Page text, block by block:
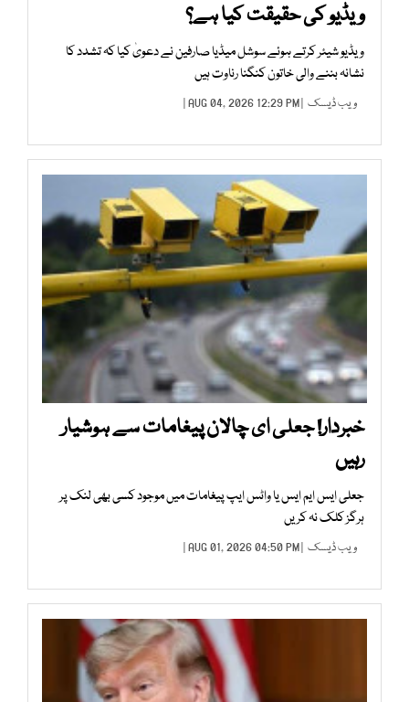
ویڈیو کی حقیقت کیا ہے؟
ویڈیو شیئر کرتے ہوئے سوشل میڈیا صارفین نے دعویٰ کیا کہ تشدد کا
نشانہ بننے والی خاتون کنگنا رناوت ہیں
ویب ڈیسک | AUG 04, 2026 12:29 PM |
خبردار! جعلی ای چالان پیغامات سے ہوشیار
رہیں
جعلی ایس ایم ایس یا واٹس ایپ پیغامات میں موجود کسی بھی لنک پر
ہرگز کلک نہ کریں
ویب ڈیسک | AUG 01, 2026 04:50 PM |